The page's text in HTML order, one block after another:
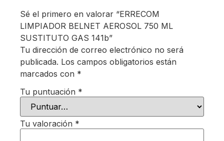
Sé el primero en valorar “ERRECOM
LIMPIADOR BELNET AEROSOL 750 ML
SUSTITUTO GAS 141b”
Tu dirección de correo electrónico no será
publicada. Los campos obligatorios están
marcados con *
Tu puntuación *
Tu valoración *